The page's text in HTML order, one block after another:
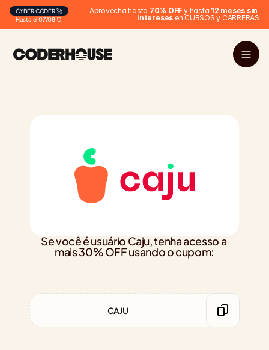
Hasta el 07/08 ⏰
CYBER CODER 🚀 Aprovecha hasta 70% OFF y hasta 12 meses sin
intereses en CURSOS y CARRERAS
Se você é usuário Caju, tenha acesso a
mais 30% OFF usando o cupom:
CAJU